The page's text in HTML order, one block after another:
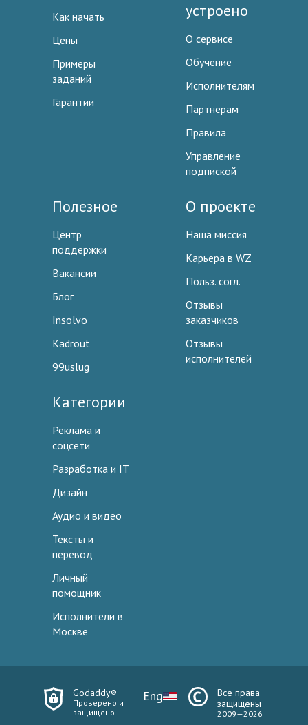
Как начать
Цены
Примеры
заданий
Гарантии
устроено
О сервисе
Обучение
Исполнителям
Партнерам
Правила
Управление
подпиской
Полезное
Центр
поддержки
Вакансии
Блог
Insolvo
Kadrout
99uslug
О проекте
Наша миссия
Карьера в WZ
Польз. согл.
Отзывы
заказчиков
Отзывы
исполнителей
Категории
Реклама и
соцсети
Разработка и IT
Дизайн
Аудио и видео
Тексты и
перевод
Личный
помощник
Исполнители в
Москве
Godaddy®
Проверено и
защищено
Eng
Все права
защищены
2009—2026